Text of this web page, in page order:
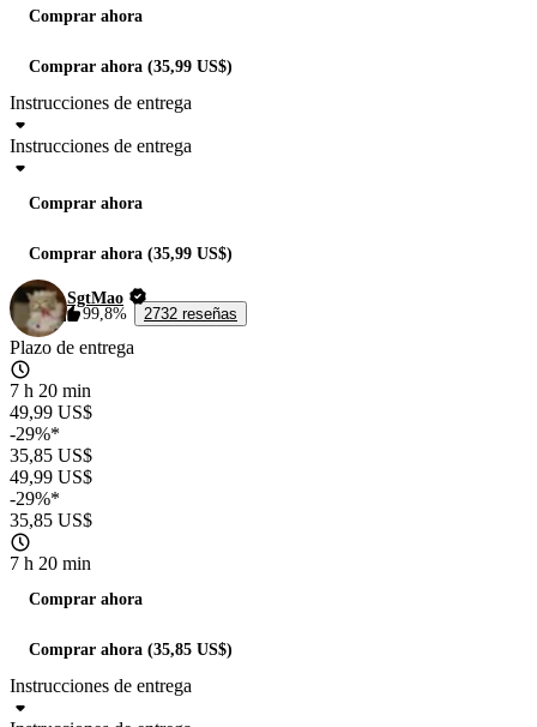
Comprar ahora
Comprar ahora (35,99 US$)
Instrucciones de entrega
Instrucciones de entrega
Comprar ahora
Comprar ahora (35,99 US$)
SgtMao
99,8%
2732 reseñas
Plazo de entrega
7 h 20 min
49,99 US$
-29%*
35,85 US$
49,99 US$
-29%*
35,85 US$
7 h 20 min
Comprar ahora
Comprar ahora (35,85 US$)
Instrucciones de entrega